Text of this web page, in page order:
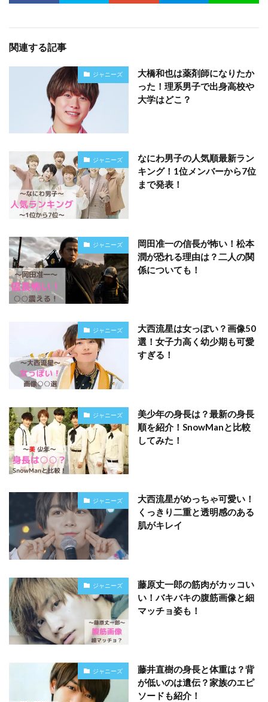
関連する記事
ジャニーズ
大橋和也は薬剤師になりたか
った！理系男子で出身高校や
大学はどこ？
ジャニーズ
なにわ男子の人気順最新ラン
キング！1位メンバーから7位
まで発表！
ジャニーズ
岡田准一の信長が怖い！松本
潤が恐れる理由は？二人の関
係についても！
ジャニーズ
大西流星は女っぽい？画像50
選！女子力高く幼少期も可愛
すぎる！
ジャニーズ
美少年の身長は？最新の身長
順を紹介！SnowManと比較
してみた！
ジャニーズ
大西流星がめっちゃ可愛い！
くっきり二重と透明感のある
肌がキレイ
ジャニーズ
藤原丈一郎の筋肉がカッコい
い！バキバキの腹筋画像と細
マッチョ姿も！
ジャニーズ
藤井直樹の身長と体重は？背
が低いのは遺伝？家族のエピ
ソードも紹介！